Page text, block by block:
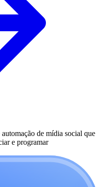
de mídia social que
e programar